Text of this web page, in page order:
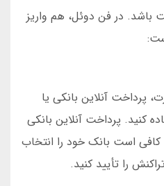
باشد. در فن دوئل، هم واریز
پرداخت آنلاین بانکی یا
کنید. پرداخت آنلاین بانکی
است بانک خود را انتخاب
را تأیید کنید.